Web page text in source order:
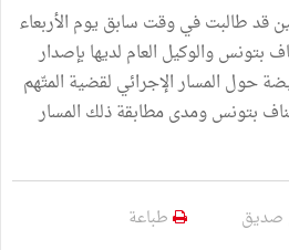
قد طالبت في وقت سابق يوم الأربعاء
بتونس والوكيل العام لديها بإصدار
حول المسار الإجرائي لقضية المتّهم
بتونس ومدى مطابقة ذلك المسار
صديق طباعة